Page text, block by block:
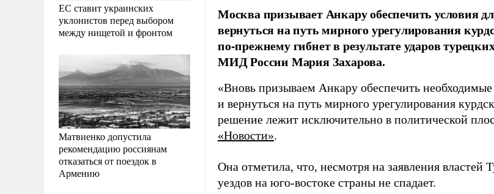
ЕС ставит украинских
уклонистов перед выбором
между нищетой и фронтом
Матвиенко допустила
рекомендацию россиянам
отказаться от поездок в
Армению
Москва призывает Анкару обеспечить условия
вернуться на путь мирного урегулирования
по-прежнему гибнет в результате ударов
МИД России Мария Захарова.
«Вновь призываем Анкару обеспечить
и вернуться на путь мирного урегулирования
решение лежит исключительно в политической
«Новости».
Она отметила, что, несмотря на заявления властей
уездов на юго-востоке страны не спадает.